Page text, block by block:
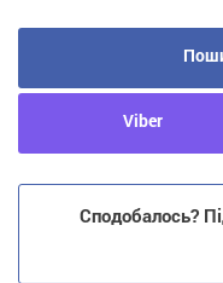
Viber
Сподобалось?